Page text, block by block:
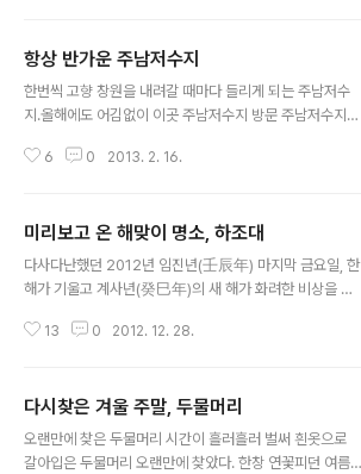
제 행사가 열리다보니 석촌호수변 도로변은 차들로 가득하
네요. 1년중에 이렇게 차가 제일 많이 붐비는 시기죠. 주말
에는 가급적 대중교통을 이용하는게 좋을것 같네요. 꽃샘
에서 봄 정취를 느끼기 위해 몰려든 상춘객들로 엄청 붐볐
항상 반가운 주남저수지
한번씩 고향 창원을 내려갈 때마다 들리게 되는 주남저수
지.올해에도 어김없이 이곳 주남저수지 방문 주남저수지는
새도래지 주남저수지는 3만마리 이상의 가창오리와 세계
울을 보내는 곳으로 '철새들의 낙원, 철새들의 천국' 이라
불립니다. 아침보다는 저녁에 철새들도 많아 볼거리도 많
습니다 .
6 0 2013. 2. 16.
미리보고 온 해맞이 명소, 하조대
다사다난했던 2012년 임진년(壬辰年) 마지막 금요일, 한
해가 기울고 계사년(癸巳年)의 새 해가 화려한 비상을 준
로 인해 길가에서 일출을 봐야할 지도 모르겠네요. 지난주
니다. 기상청의 일출 정보는 대략 7시 20분쯤이라고 했지
만 먼 곳까지 왔기에 조금 일찍 도착했습니다. 하지만 일찍
와도 출입 할 수가 없었고, 7시쯤 군인들이 잠겨있는 자물
13 0 2012. 12. 28.
다시찾은 겨울 주말, 두물머리
오랜만에 찾은 두물머리 시간이 흘러흘러 벌써 흰옷으로
갈아입은 두물머리 오랜만에 찾았다. 한창 연꽃피던 여름